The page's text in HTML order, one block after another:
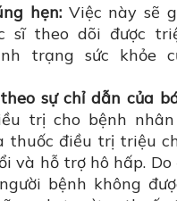
hẹn: Việc này sẽ
sĩ theo dõi được
trạng sức khỏe
sự chỉ dẫn của
trị cho bệnh
thuốc điều trị triệu
và hỗ trợ hô hấp. Do
bệnh không